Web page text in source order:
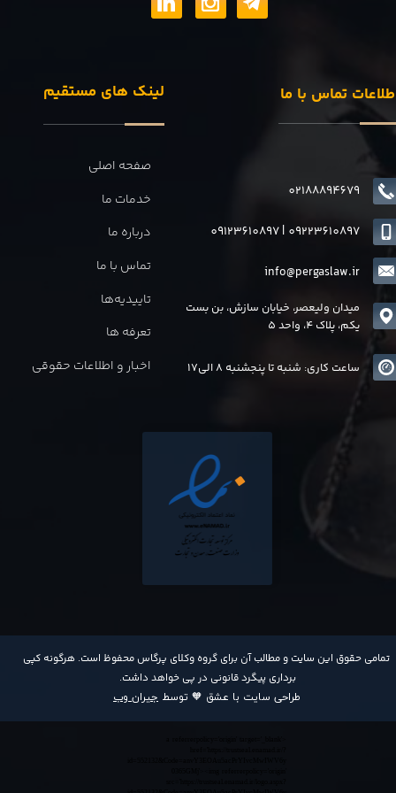
​تمامی حقوق این سایت و مطالب آن برای گروه وکلای پرگاس محفوظ است. هرگونه کپی
برداری پیگرد قانونی در پی خواهد داشت​​​​​​​.
طراحی سایت با عشق 🧡 توسط جیران وب
لینک های مستقیم
صفحه اصلی
خدمات ما
درباره ما
تماس با ما
تاییدیه‌ها
تعرفه ها
اخبار و اطلاعات حقوقی
تماس با ما
02188894679
info@pergaslaw.ir
09123610897| 09223610897
میدان ولیعصر، خیابان سازش، بن بست
یکم، پلاک 4، واحد 5
ساعت کاری: شنبه تا پنجشنبه 8 الی17